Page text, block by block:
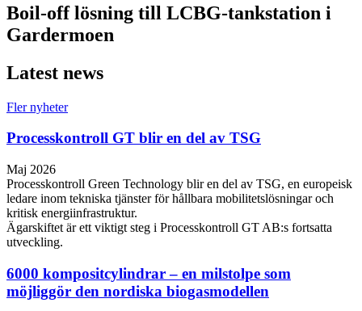
Boil-off lösning till LCBG-tankstation i
Gardermoen
Latest news
Fler nyheter
Processkontroll GT blir en del av TSG
Maj 2026
Processkontroll Green Technology blir en del av TSG, en europeisk
ledare inom tekniska tjänster för hållbara mobilitetslösningar och
kritisk energiinfrastruktur.
Ägarskiftet är ett viktigt steg i Processkontroll GT AB:s fortsatta
utveckling.
6000 kompositcylindrar – en milstolpe som
möjliggör den nordiska biogasmodellen